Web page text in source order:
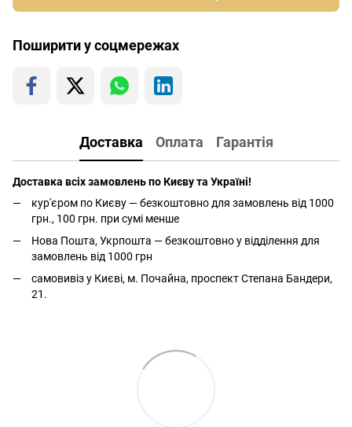
Поширити у соцмережах
Доставка Оплата Гарантія
Доставка всіх замовлень по Києву та Україні!
кур'єром по Києву — безкоштовно для замовлень від 1000
грн., 100 грн. при сумі менше
Нова Пошта, Укрпошта — безкоштовно у відділення для
замовлень від 1000 грн
самовивіз у Києві, м. Почайна, проспект Степана Бандери,
21.